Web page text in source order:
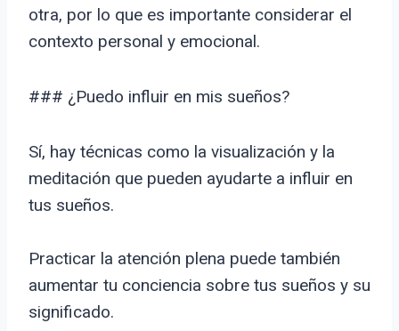
otra, por lo que es importante considerar el
contexto personal y emocional.
### ¿Puedo influir en mis sueños?
Sí, hay técnicas como la visualización y la
meditación que pueden ayudarte a influir en
tus sueños.
Practicar la atención plena puede también
aumentar tu conciencia sobre tus sueños y su
significado.